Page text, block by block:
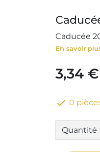
Caducée
En savoir
3,34
 0